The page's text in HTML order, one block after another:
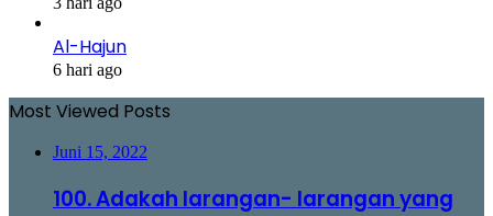
Al-Hajun
6 hari ago
Most Viewed Posts
Juni 15, 2022
100. Adakah larangan- larangan yang